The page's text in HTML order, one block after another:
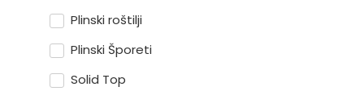
Plinski roštilji
Plinski Šporeti
Solid Top